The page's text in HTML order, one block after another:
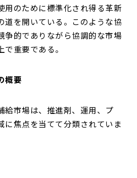
用のために標準化され得る革新
道を開いている。このような協
争的でありながら協調的な市場
重要である。
概要
給市場は、推進剤、運用、プ
に焦点を当てて分類されていま